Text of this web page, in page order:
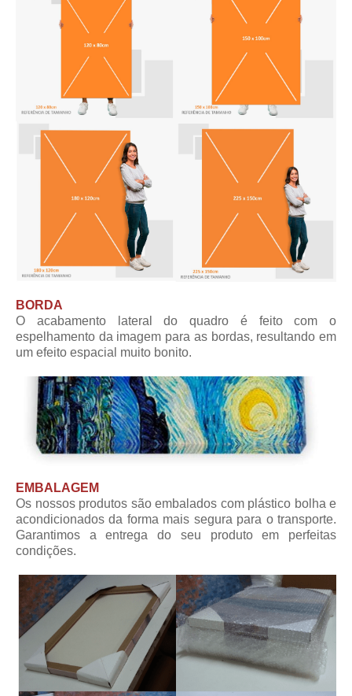
BORDA
O acabamento lateral do quadro é feito com o
espelhamento da imagem para as bordas, resultando em
um efeito espacial muito bonito.
EMBALAGEM
Os nossos produtos são embalados com plástico bolha e
acondicionados da forma mais segura para o transporte.
Garantimos a entrega do seu produto em perfeitas
condições.